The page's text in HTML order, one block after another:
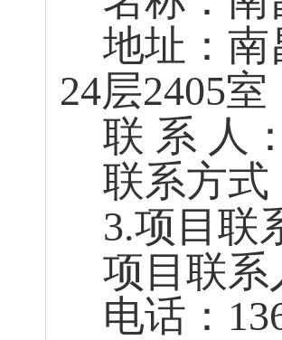
地址：南
24层2405室
联 系 人
联系方式
3.项目联
项目联系
电话：